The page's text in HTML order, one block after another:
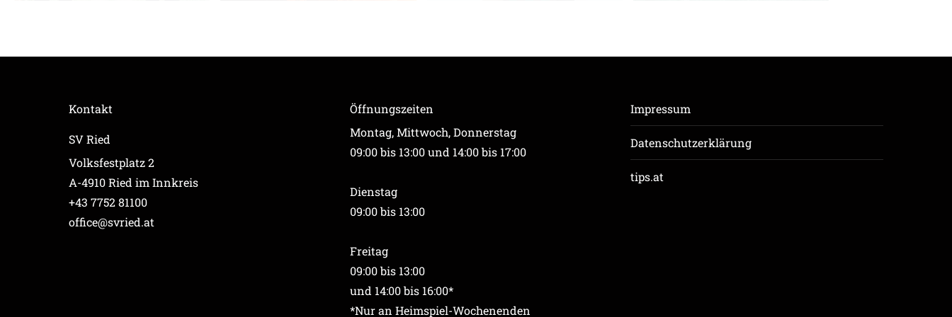
Kontakt
SV Ried
Volksfestplatz 2
A-4910 Ried im Innkreis
+43 7752 81100
office@svried.at
Öffnungszeiten
Montag, Mittwoch, Donnerstag
09:00 bis 13:00 und 14:00 bis 17:00
Dienstag
09:00 bis 13:00
Freitag
09:00 bis 13:00
und 14:00 bis 16:00*
*Nur an Heimspiel-Wochenenden
Impressum
Datenschutzerklärung
tips.at